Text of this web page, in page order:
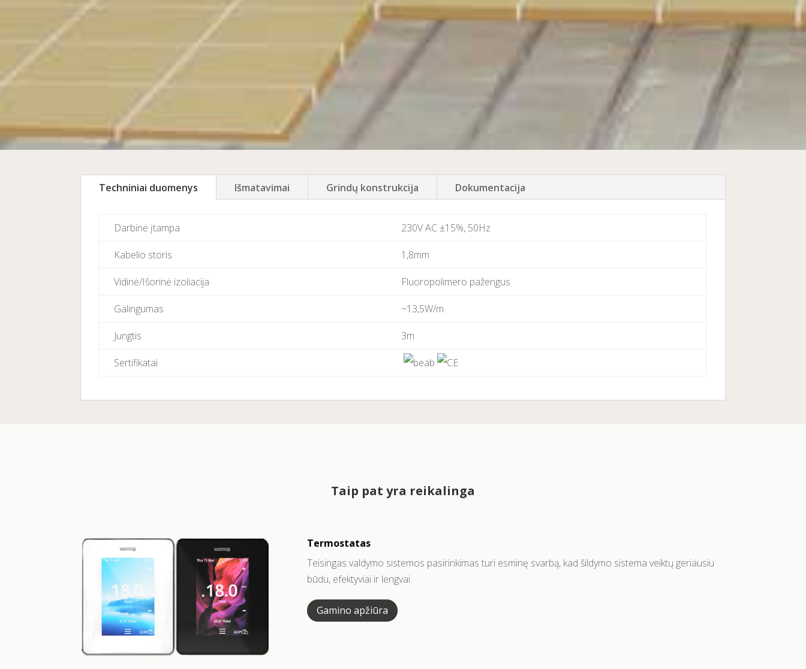
Techniniai duomenys Išmatavimai Grindų konstrukcija Dokumentacija
Darbinė įtampa 230V AC ±15%, 50Hz
Kabelio storis 1,8mm
Vidinė/Išorinė izoliacija Fluoropolimero pažengus
Galingumas ~13,5W/m
Jungtis 3m
Sertifikatai
Taip pat yra reikalinga
Termostatas
Teisingas valdymo sistemos pasirinkimas turi esminę svarbą, kad šildymo sistema veiktų geriausiu
būdu, efektyviai ir lengvai.
Gamino apžiūra